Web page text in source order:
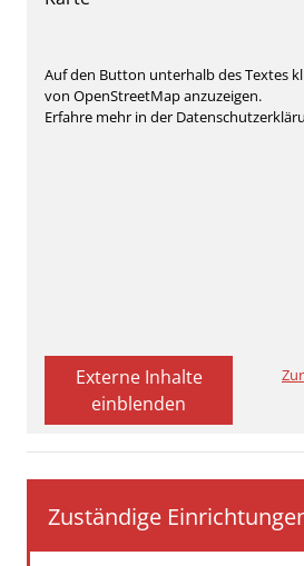
Auf den Button unterhalb des Textes
von OpenStreetMap anzuzeigen.
Erfahre mehr in der
Externe Inhalte
einblenden
Zuständige